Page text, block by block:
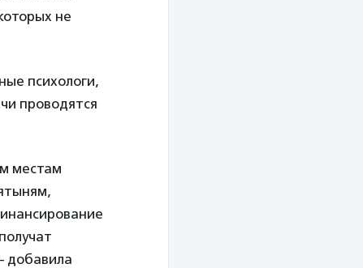
не
психологи,
проводятся
местам
добавила